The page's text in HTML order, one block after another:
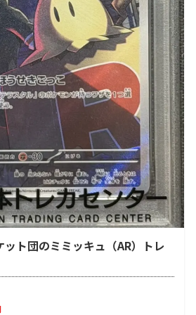
ト団のミミッキュ（AR）トレ